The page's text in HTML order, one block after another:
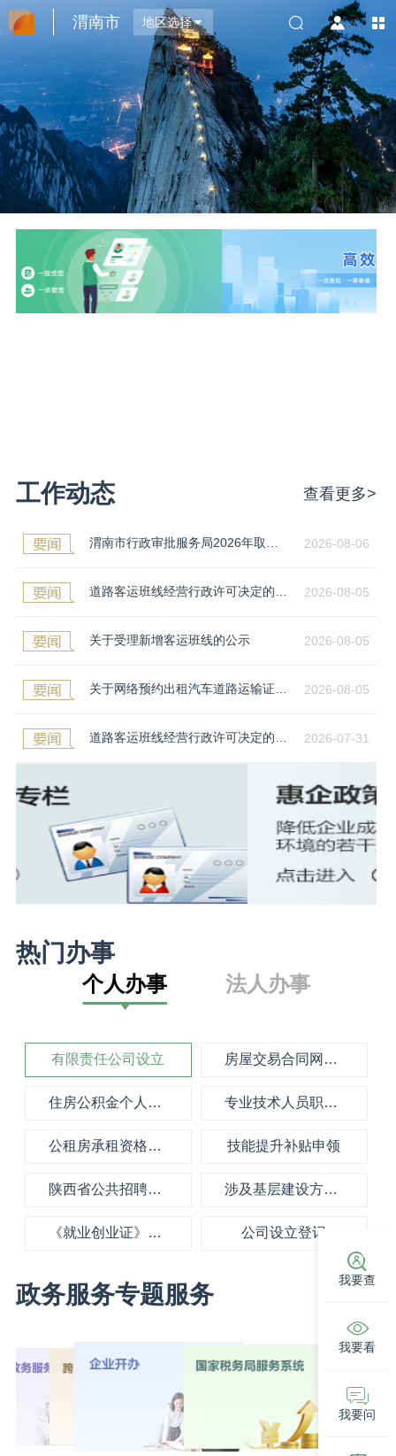
渭南市 地区选择
我要查
我要看
我要问
工作动态 查看更多>
2026-08-06
2026-08-05
关于受理新增客运班线的公示 2026-08-05
2026-08-05
2026-07-31
热门办事
个人办事 法人办事
有限责任公司设立 房屋交易合同网签备案
住房公积金个人提取 专业技术人员职称资格证书管理服务
公租房承租资格确认 技能提升补贴申领
陕西省公共招聘查询 涉及基层建设方面的政策咨询
《就业创业证》申领 公司设立登记
政务服务专题服务